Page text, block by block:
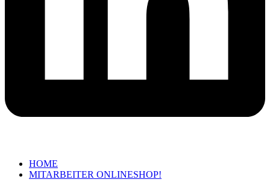
HOME
MITARBEITER ONLINESHOP!